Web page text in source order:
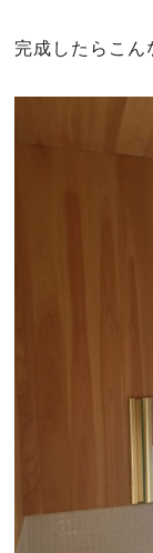
完成したらこん